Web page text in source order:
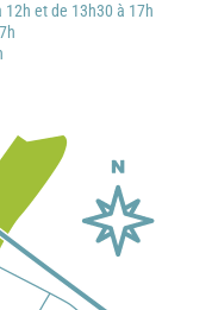
et de 13h30 à 17h